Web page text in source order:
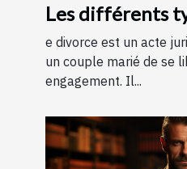
Les différents
e divorce est un acte
un couple marié de se
engagement. Il...